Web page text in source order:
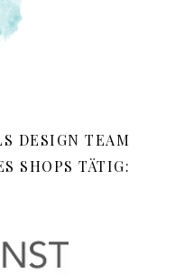
DESIGN TEAM
SHOPS TÄTIG: